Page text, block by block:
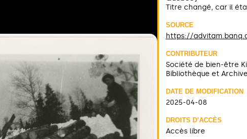
Titre changé, car il
SOURCE
https://
CONTRIBUTEUR
Société de bien-être
Bibliothèque et
DATE DE MODIFICATION
2025-04-08
DROITS D’ACCÈS
Accès libre